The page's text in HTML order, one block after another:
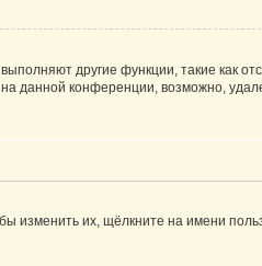
другие функции, такие как
данной конференции, возможно,
изменить их, щёлкните на имени